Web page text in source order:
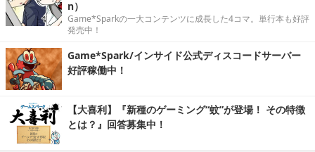
n）
Game*Sparkの一大コンテンツに成長した4コマ。単行本も好評
発売中！
Game*Spark/インサイド公式ディスコードサーバー
好評稼働中！
【大喜利】『新種のゲーミング“蚊”が登場！ その特徴
とは？』回答募集中！